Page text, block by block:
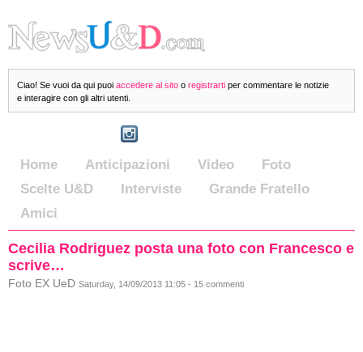
Ciao! Se vuoi da qui puoi accedere al sito o registrarti per commentare le notizie
e interagire con gli altri utenti.
Home Anticipazioni Video
Foto
Scelte U&D
Interviste
Grande Fratello
Amici
Cecilia Rodriguez posta una foto con Francesco e
scrive…
Foto EX UeD Saturday, 14/09/2013 11:05 - 15 commenti